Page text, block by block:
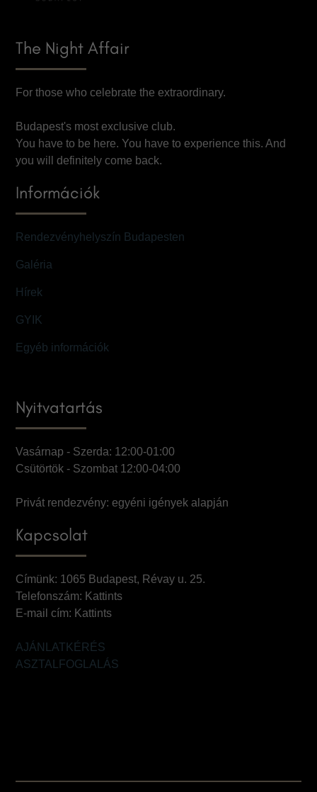
The Night Affair
For those who celebrate the extraordinary.
Budapest's most exclusive club.
You have to be here. You have to experience this. And
you will definitely come back.
Információk
Rendezvényhelyszín Budapesten
Galéria
Hírek
GYIK
Egyéb információk
Nyitvatartás
Vasárnap - Szerda: 12:00-01:00
Csütörtök - Szombat 12:00-04:00
Privát rendezvény: egyéni igények alapján
Kapcsolat
Címünk: 1065 Budapest, Révay u. 25.
Telefonszám: Kattints
E-mail cím: Kattints
AJÁNLATKÉRÉS
ASZTALFOGLALÁS